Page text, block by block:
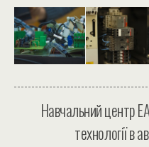
Навчальний центр
технології в